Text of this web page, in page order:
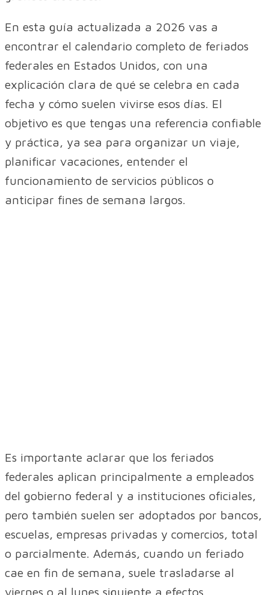
En esta guía actualizada a 2026 vas a
encontrar el calendario completo de feriados
federales en Estados Unidos, con una
explicación clara de qué se celebra en cada
fecha y cómo suelen vivirse esos días. El
objetivo es que tengas una referencia confiable
y práctica, ya sea para organizar un viaje,
planificar vacaciones, entender el
funcionamiento de servicios públicos o
anticipar fines de semana largos.
Es importante aclarar que los feriados
federales aplican principalmente a empleados
del gobierno federal y a instituciones oficiales,
pero también suelen ser adoptados por bancos,
escuelas, empresas privadas y comercios, total
o parcialmente. Además, cuando un feriado
cae en fin de semana, suele trasladarse al
viernes o al lunes siguiente a efectos